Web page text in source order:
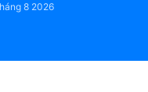
8 2026